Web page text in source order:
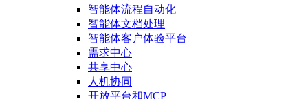
智能体流程自动化
智能体文档处理
智能体客户体验平台
需求中心
共享中心
人机协同
开放平台和MCP